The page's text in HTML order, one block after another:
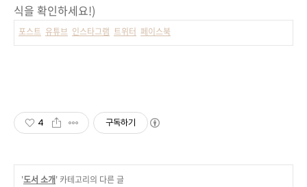
식을 확인하세요!)
포스트 유튜브 인스타그램 트위터 페이스북
4 구독하기
'도서 소개' 카테고리의 다른 글